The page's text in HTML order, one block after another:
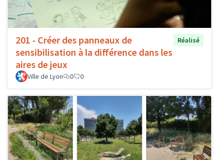
201 - Créer des panneaux de
sensibilisation à la différence dans les
aires de jeux
Réalisé
Ville de Lyon 0 0